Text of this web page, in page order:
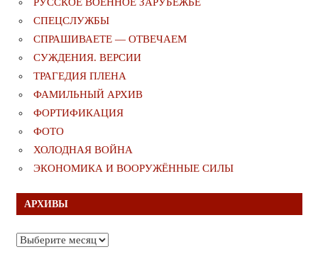
СПЕЦСЛУЖБЫ
СПРАШИВАЕТЕ — ОТВЕЧАЕМ
СУЖДЕНИЯ. ВЕРСИИ
ТРАГЕДИЯ ПЛЕНА
ФАМИЛЬНЫЙ АРХИВ
ФОРТИФИКАЦИЯ
ФОТО
ХОЛОДНАЯ ВОЙНА
ЭКОНОМИКА И ВООРУЖЁННЫЕ СИЛЫ
АРХИВЫ
Архивы